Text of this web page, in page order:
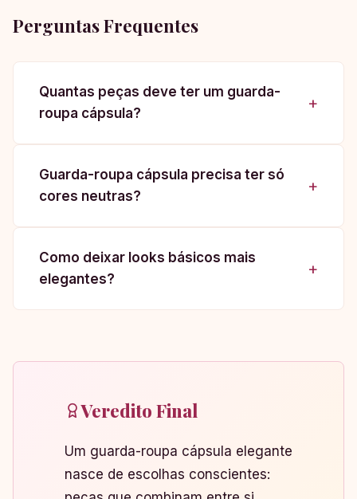
Perguntas Frequentes
Quantas peças deve ter um guarda-
roupa cápsula?
Guarda-roupa cápsula precisa ter só
cores neutras?
Como deixar looks básicos mais
elegantes?
Veredito Final
Um guarda-roupa cápsula elegante
nasce de escolhas conscientes: